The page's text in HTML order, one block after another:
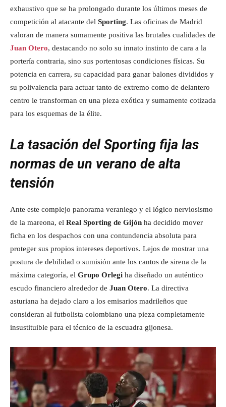
exhaustivo que se ha prolongado durante los últimos meses de
competición al atacante del Sporting. Las oficinas de Madrid
valoran de manera sumamente positiva las brutales cualidades de
Juan Otero, destacando no solo su innato instinto de cara a la
portería contraria, sino sus portentosas condiciones físicas. Su
potencia en carrera, su capacidad para ganar balones divididos y
su polivalencia para actuar tanto de extremo como de delantero
centro le transforman en una pieza exótica y sumamente cotizada
para los esquemas de la élite.
La tasación del Sporting fija las
normas de un verano de alta
tensión
Ante este complejo panorama veraniego y el lógico nerviosismo
de la mareona, el Real Sporting de Gijón ha decidido mover
ficha en los despachos con una contundencia absoluta para
proteger sus propios intereses deportivos. Lejos de mostrar una
postura de debilidad o sumisión ante los cantos de sirena de la
máxima categoría, el Grupo Orlegi ha diseñado un auténtico
escudo financiero alrededor de Juan Otero. La directiva
asturiana ha dejado claro a los emisarios madrileños que
consideran al futbolista colombiano una pieza completamente
insustituible para el técnico de la escuadra gijonesa.